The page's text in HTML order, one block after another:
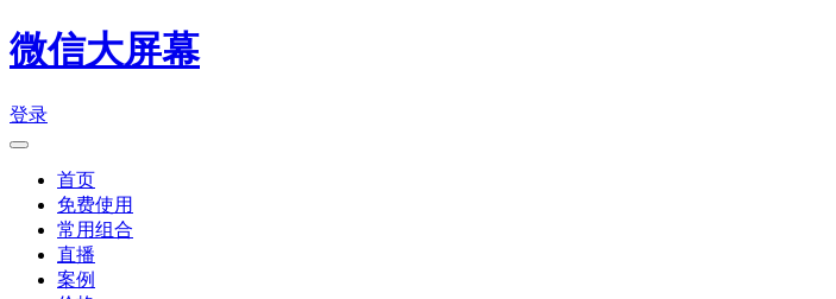
微信大屏幕
登录
首页
免费使用
常用组合
直播
案例